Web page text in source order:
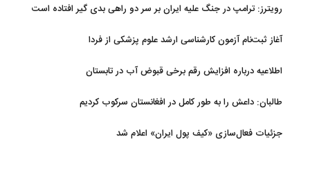
رویترز: ترامپ در جنگ علیه ایران بر سر دو راهی بدی گیر افتاده است
آغاز ثبت‌نام‌ آزمون کارشناسی ارشد علوم پزشکی از فردا
اطلاعیه درباره افزایش رقم برخی قبوض آب در تابستان
طالبان: داعش را به طور کامل در افغانستان سرکوب کردیم
جزئیات فعال‌سازی «کیف پول ایران» اعلام شد